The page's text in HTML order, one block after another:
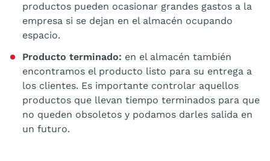
productos pueden ocasionar grandes gastos a la
empresa si se dejan en el almacén ocupando
espacio.
Producto terminado: en el almacén también
encontramos el producto listo para su entrega a
los clientes. Es importante controlar aquellos
productos que llevan tiempo terminados para que
no queden obsoletos y podamos darles salida en
un futuro.